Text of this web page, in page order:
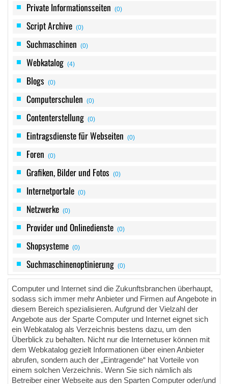
Private Informationsseiten (0)
Script Archive (0)
Suchmaschinen (0)
Webkatalog (4)
Blogs (0)
Computerschulen (0)
Contenterstellung (0)
Eintragsdienste für Webseiten (0)
Foren (0)
Grafiken, Bilder und Fotos (0)
Internetportale (0)
Netzwerke (0)
Provider und Onlinedienste (0)
Shopsysteme (0)
Suchmaschinenoptinierung (0)
Computer und Internet sind die Zukunftsbranchen überhaupt,
sodass sich immer mehr Anbieter und Firmen auf Angebote in
diesem Bereich spezialisieren. Aufgrund der Vielzahl der
Angebote aus der Sparte Computer und Internet eignet sich
ein Webkatalog als Verzeichnis bestens dazu, um den
Überblick zu behalten. Nicht nur die Internetuser können mit
dem Webkatalog gezielt Informationen über einen Anbieter
abrufen, sondern auch der „Eintragende“ hat Vorteile von
einem solchen Verzeichnis. Wenn Sie sich nämlich als
Betreiber einer Webseite aus den Sparten Computer oder/und